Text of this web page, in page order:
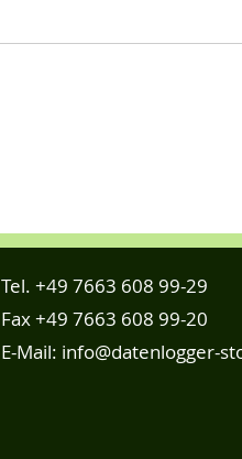
Tel. +49 7663 608 99-29
Fax +49 7663 608 99-20
E-Mail: info@datenlogger-